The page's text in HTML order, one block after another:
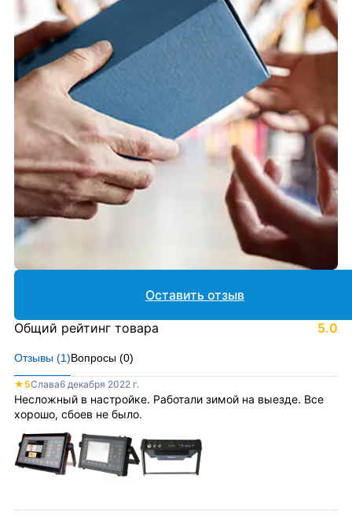
Отзывы (1)Вопросы (0)
★ 5Слава6 декабря 2022 г.
Несложный в настройке. Работали зимой на выезде. Все
хорошо, сбоев не было.
Оставить отзыв
Общий рейтинг товара 5.0